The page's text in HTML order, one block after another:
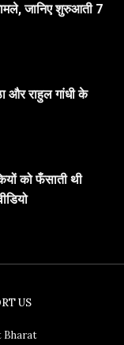
जानिए शुरुआती 7
और राहुल गांधी के
को फँसाती थी
US
Bharat